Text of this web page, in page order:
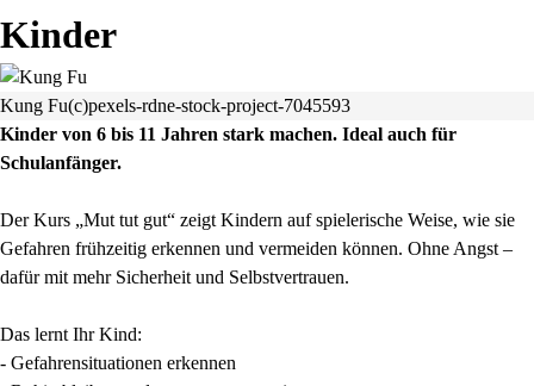
Kinder
Kung Fu(c)pexels-rdne-stock-project-7045593
Kinder von 6 bis 11 Jahren stark machen. Ideal auch für
Schulanfänger.
Der Kurs „Mut tut gut“ zeigt Kindern auf spielerische Weise, wie sie
Gefahren frühzeitig erkennen und vermeiden können. Ohne Angst –
dafür mit mehr Sicherheit und Selbstvertrauen.
Das lernt Ihr Kind:
- Gefahrensituationen erkennen